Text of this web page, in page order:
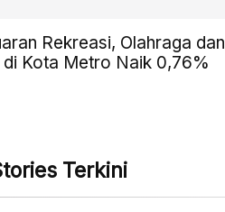
Rekreasi, Olahraga dan
di Kota Metro Naik 0,76%
Terkini